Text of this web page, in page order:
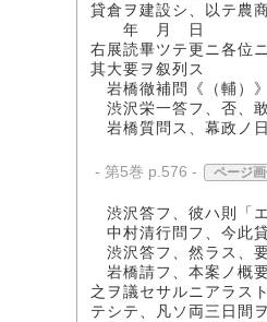
貸倉ヲ建設シ、以テ農
年 月
右展読畢ツテ更ニ各位
其大要ヲ叙列ス
岩橋徹補問《（輔）
渋沢栄一答フ、否、
岩橋質問ス、幕政ノ
- 第5巻 p.576 - ページ
渋沢答フ、彼ハ則「
中村清行問フ、今此
渋沢答フ、然ラス、
岩橋請フ、本案ノ概
之ヲ議セサルニアラス
テシテ、凡ソ両三日間